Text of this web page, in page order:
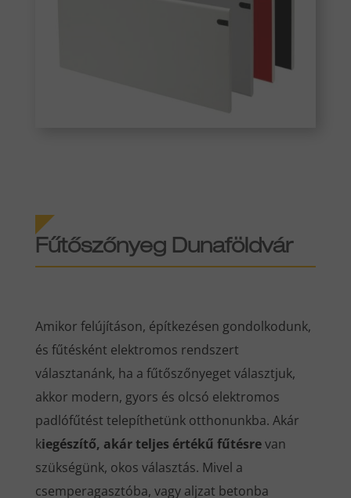
Fűtőszőnyeg Dunaföldvár
Amikor felújításon, építkezésen gondolkodunk,
és fűtésként elektromos rendszert
választanánk, ha a fűtőszőnyeget választjuk,
akkor modern, gyors és olcsó elektromos
padlófűtést telepíthetünk otthonunkba. Akár
kiegészítő, akár teljes értékű fűtésrevan
szükségünk, okos választás. Mivel a
csemperagasztóba, vagy aljzat betonba